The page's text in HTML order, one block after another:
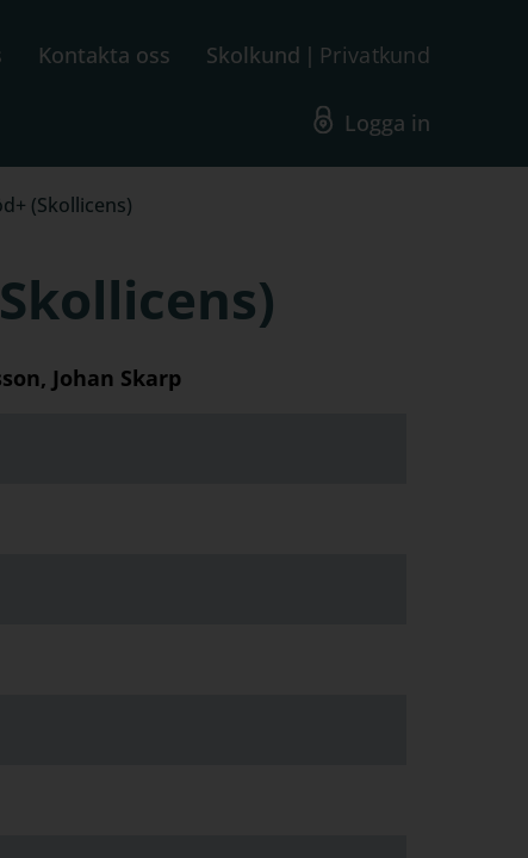
Kontakta oss Skolkund Privatkund
Logga in
(Skollicens)
Johan Skarp